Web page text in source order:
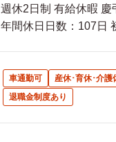
週休2日制 有給休暇
年間休日日数：107日
車通勤可 産休･育休･介護
退職金制度あり